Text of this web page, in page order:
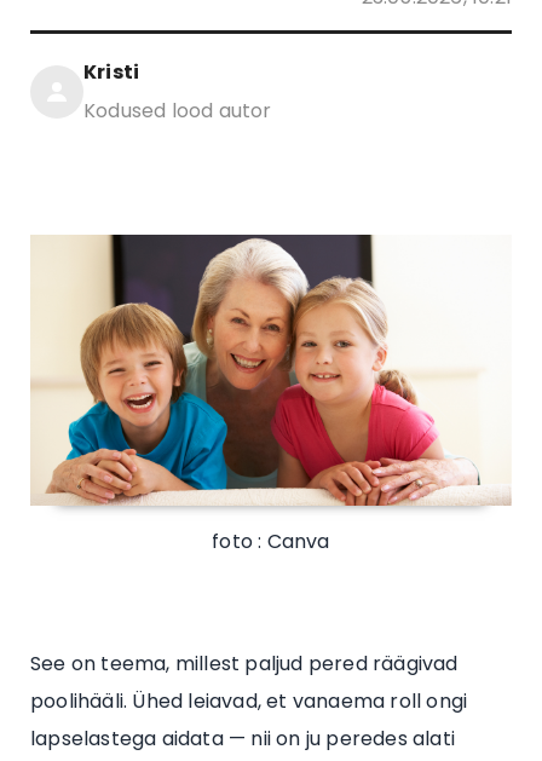
Kristi
Kodused lood autor
foto : Canva
See on teema, millest paljud pered räägivad
poolihääli. Ühed leiavad, et vanaema roll ongi
lapselastega aidata — nii on ju peredes alati